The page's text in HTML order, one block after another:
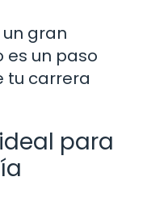
gran
es un paso
tu carrera
para